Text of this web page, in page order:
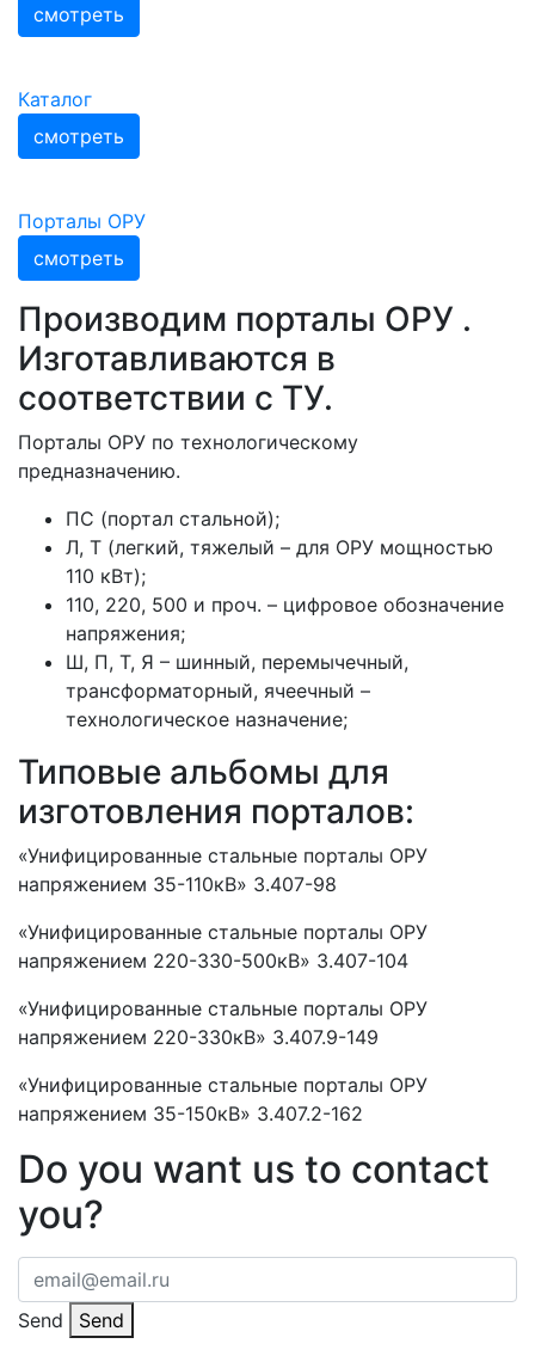
смотреть
Каталог
смотреть
Порталы ОРУ
смотреть
Производим порталы ОРУ .
Изготавливаются в
соответствии с ТУ.
Порталы ОРУ по технологическому
предназначению.
ПС (портал стальной);
Л, Т (легкий, тяжелый – для ОРУ мощностью
110 кВт);
110, 220, 500 и проч. – цифровое обозначение
напряжения;
Ш, П, Т, Я – шинный, перемычечный,
трансформаторный, ячеечный –
технологическое назначение;
Типовые альбомы для
изготовления порталов:
«Унифицированные стальные порталы ОРУ
напряжением 35-110кВ» 3.407-98
«Унифицированные стальные порталы ОРУ
напряжением 220-330-500кВ» 3.407-104
«Унифицированные стальные порталы ОРУ
напряжением 220-330кВ» 3.407.9-149
«Унифицированные стальные порталы ОРУ
напряжением 35-150кВ» 3.407.2-162
Do you want us to contact
you?
Send Send